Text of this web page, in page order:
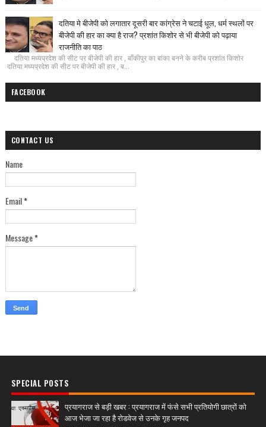
दतिया मे बीजेपी को लगातार दूसरी बार कांग्रेस ने चटाई धूल, धर्म स्थलों पर
बीजेपी की हार का क्या है राज? प्रशांत किशोर से भी बीजेपी को पढ़ाया
राजनीति का पाठ
दतिया मध्यप्रदेश की सीट पर बीजेपी की हार , बाँकीपुर का बांका बनने के करीब प्रशांत किशोर
दतिया मध्यप्रदेश की सीट पर बीजेपी की हार , ब...
FACEBOOK
CONTACT US
Name
Email*
Message*
SPECIAL POSTS
प्रयागराज से बड़ी खबर : प्रयागराज में फंसे सभी प्रतियोगी छात्रों को
आज भेजा जा रहा है रोडवेज से उनके गृह जनपद